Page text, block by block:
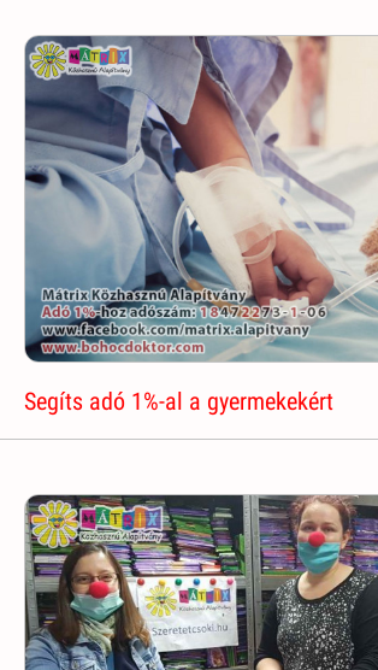
Segíts adó 1%-al a gyermekekért